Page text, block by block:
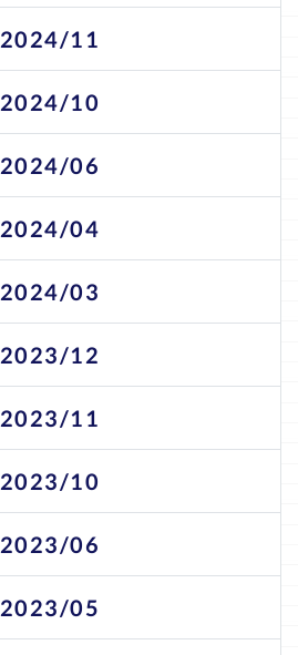
2024/11
2024/10
2024/06
2024/04
2024/03
2023/12
2023/11
2023/10
2023/06
2023/05